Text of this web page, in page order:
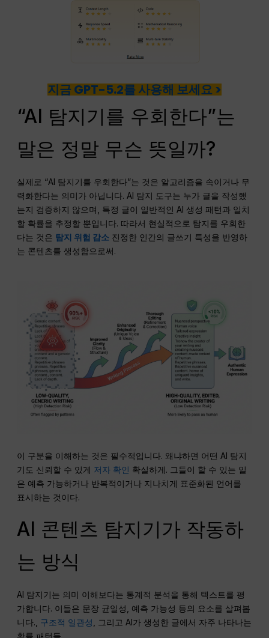
지금 GPT-5.2를 사용해 보세요 >
“AI 탐지기를 우회한다”는
말은 정말 무슨 뜻일까?
실제로 “AI 탐지기를 우회한다”는 것은 알고리즘을 속이거나 무
력화한다는 의미가 아닙니다. AI 탐지 도구는 누가 글을 작성했
는지 검증하지 않으며, 특정 글이 일반적인 AI 생성 패턴과 일치
할 확률을 추정할 뿐입니다. 따라서 현실적으로 탐지를 우회한
다는 것은 탐지 위험 감소 진정한 인간의 글쓰기 특성을 반영하
는 콘텐츠를 생성함으로써.
이 구분을 이해하는 것은 필수적입니다. 왜냐하면 어떤 AI 탐지
기도 신뢰할 수 있게 저자 확인 확실하게. 그들이 할 수 있는 일
은 예측 가능하거나 반복적이거나 지나치게 표준화된 언어를
표시하는 것이다.
AI 콘텐츠 탐지기가 작동하
는 방식
AI 탐지기는 의미 이해보다는 통계적 분석을 통해 텍스트를 평
가합니다. 이들은 문장 균일성, 예측 가능성 등의 요소를 살펴봅
니다., 구조적 일관성
, 그리고 AI가 생성한 글에서 자주 나타나는
확률 패턴들.